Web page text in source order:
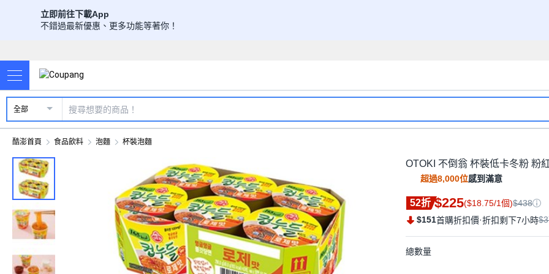
立即前往下載App
不錯過最新優惠、更多功能等著你！
全部
酷澎首頁 食品飲料 泡麵 杯裝泡麵
OTOKI 不倒翁 杯裝低卡冬粉 粉
超過8,000位感到滿意
52折 $225($18.75/1個)$438
$151首購折扣價·折扣剩下7小時
總數量